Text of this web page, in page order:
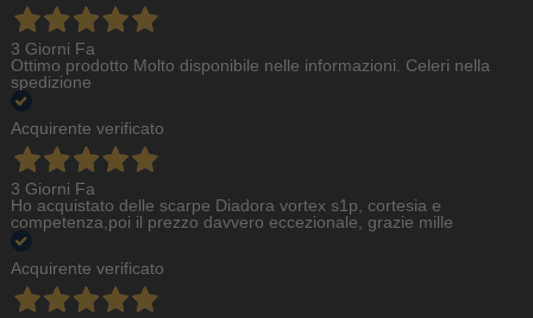
3 Giorni Fa
Ottimo prodotto Molto disponibile nelle informazioni. Celeri nella
spedizione
Acquirente verificato
3 Giorni Fa
Ho acquistato delle scarpe Diadora vortex s1p, cortesia e
competenza,poi il prezzo davvero eccezionale, grazie mille
Acquirente verificato